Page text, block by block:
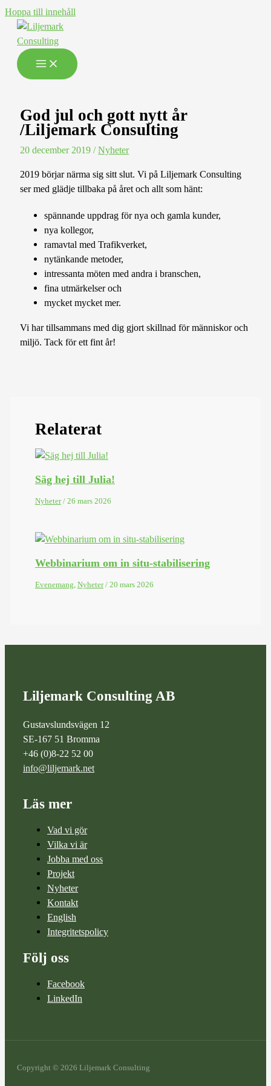
Hoppa till innehåll
God jul och gott nytt år
/Liljemark Consulting
20 december 2019/Nyheter
2019 börjar närma sig sitt slut. Vi på Liljemark Consulting
ser med glädje tillbaka på året och allt som hänt:
spännande uppdrag för nya och gamla kunder,
nya kollegor,
ramavtal med Trafikverket,
nytänkande metoder,
intressanta möten med andra i branschen,
fina utmärkelser och
mycket mycket mer.
Vi har tillsammans med dig gjort skillnad för människor och
miljö. Tack för ett fint år!
Relaterat
Säg hej till Julia!
Nyheter/ 26 mars 2026
Webbinarium om in situ-stabilisering
Evenemang, Nyheter/ 20 mars 2026
Liljemark Consulting AB
Gustavslundsvägen 12
SE-167 51 Bromma
+46 (0)8-22 52 00
info@liljemark.net
Läs mer
Vad vi gör
Vilka vi är
Jobba med oss
Projekt
Nyheter
Kontakt
English
Integritetspolicy
Följ oss
Facebook
LinkedIn
Copyright © 2026 Liljemark Consulting